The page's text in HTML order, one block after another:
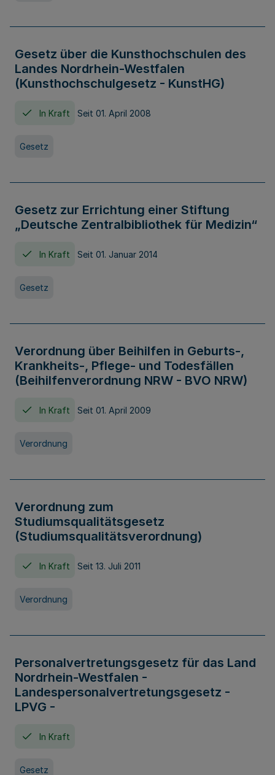
Gesetz über die Kunsthochschulen des
Landes Nordrhein-Westfalen
(Kunsthochschulgesetz - KunstHG)
In Kraft Seit 01. April 2008
Gesetz
Gesetz zur Errichtung einer Stiftung
„Deutsche Zentralbibliothek für Medizin“
In Kraft Seit 01. Januar 2014
Gesetz
Verordnung über Beihilfen in Geburts-,
Krankheits-, Pflege- und Todesfällen
(Beihilfenverordnung NRW - BVO NRW)
In Kraft Seit 01. April 2009
Verordnung
Verordnung zum
Studiumsqualitätsgesetz
(Studiumsqualitätsverordnung)
In Kraft Seit 13. Juli 2011
Verordnung
Personalvertretungsgesetz für das Land
Nordrhein-Westfalen -
Landespersonalvertretungsgesetz -
LPVG -
In Kraft
Gesetz